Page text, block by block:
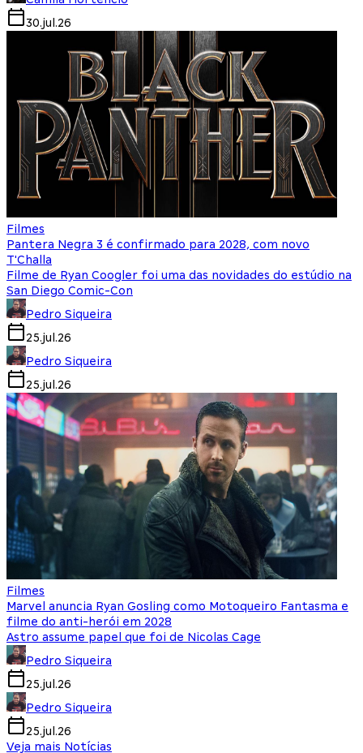
30.jul.26
Filmes
Pantera Negra 3 é confirmado para 2028, com novo
T'Challa
Filme de Ryan Coogler foi uma das novidades do estúdio na
San Diego Comic-Con
Pedro Siqueira
25.jul.26
Pedro Siqueira
25.jul.26
Filmes
Marvel anuncia Ryan Gosling como Motoqueiro Fantasma e
filme do anti-herói em 2028
Astro assume papel que foi de Nicolas Cage
Pedro Siqueira
25.jul.26
Pedro Siqueira
25.jul.26
Veja mais Notícias